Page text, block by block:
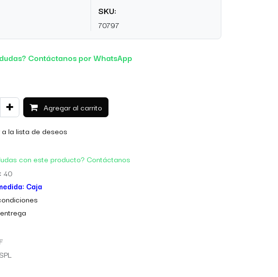
SKU:
70797
Contáctanos por WhatsApp
Agregar al carrito
la lista de deseos
con este producto? Contáctanos
40
Caja
ga